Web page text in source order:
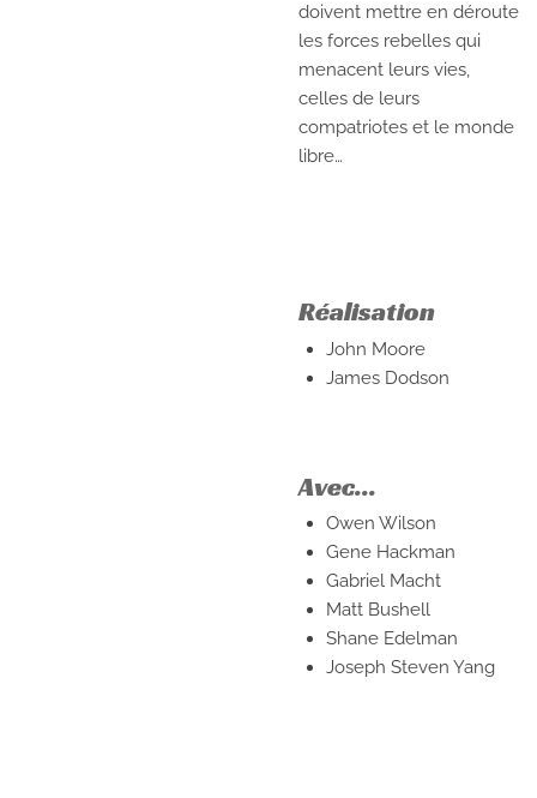
doivent mettre en déroute
les forces rebelles qui
menacent leurs vies,
celles de leurs
compatriotes et le monde
libre…
Réalisation
John Moore
James Dodson
Avec...
Owen Wilson
Gene Hackman
Gabriel Macht
Matt Bushell
Shane Edelman
Joseph Steven Yang